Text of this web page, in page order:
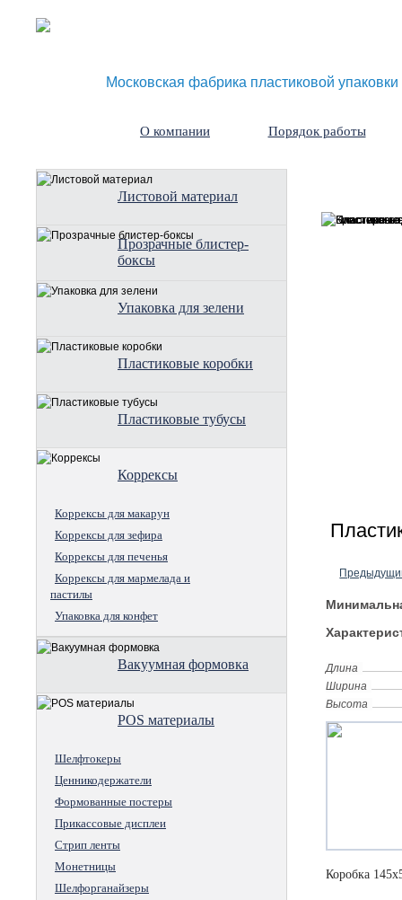
Московская фабрика пластиковой упаковки
О компании Порядок работы
Листовой материал
Прозрачные блистер-
боксы
Упаковка для зелени
Пластиковые коробки
Пластиковые тубусы
Коррексы
Коррексы для макарун
Коррексы для зефира
Коррексы для печенья
Коррексы для мармелада и
пастилы
Упаковка для конфет
Вакуумная формовка
POS материалы
Шелфтокеры
Ценникодержатели
Формованные постеры
Прикассовые дисплеи
Стрип ленты
Монетницы
Шелфорганайзеры
Длина
Ширина
Высота
Коробка